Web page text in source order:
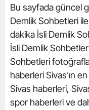
Bu sayfada güncel
Demlik Sohbetleri
dakika İsli Demlik
İsli Demlik
Sohbetleri
haberleri Sivas'ın
Sivas haberleri,
spor haberleri ve